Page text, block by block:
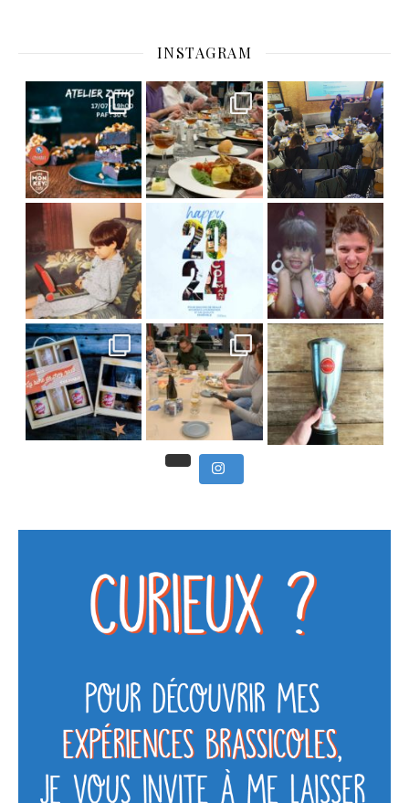
INSTAGRAM
Viens
Et tou
] Ce week-end marque
Nous avons clôturé le modu
] Pendant